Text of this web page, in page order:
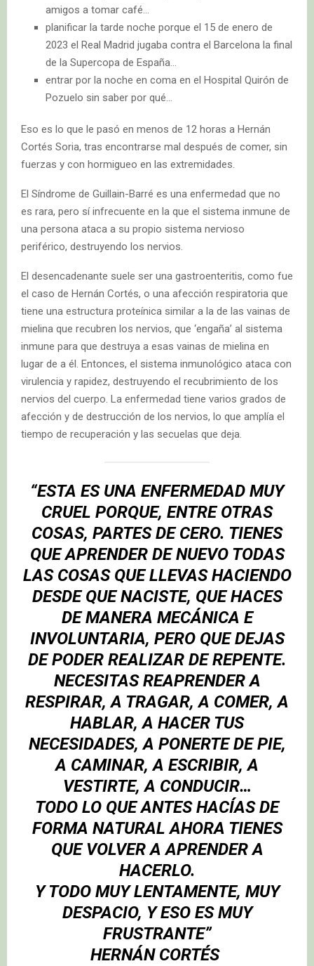
amigos a tomar café…
planificar la tarde noche porque el 15 de enero de
2023 el Real Madrid jugaba contra el Barcelona la final
de la Supercopa de España…
entrar por la noche en coma en el Hospital Quirón de
Pozuelo sin saber por qué…
Eso es lo que le pasó en menos de 12 horas a Hernán
Cortés Soria, tras encontrarse mal después de comer, sin
fuerzas y con hormigueo en las extremidades.
El Síndrome de Guillain-Barré es una enfermedad que no
es rara, pero sí infrecuente en la que el sistema inmune de
una persona ataca a su propio sistema nervioso
periférico, destruyendo los nervios.
El desencadenante suele ser una gastroenteritis, como fue
el caso de Hernán Cortés, o una afección respiratoria que
tiene una estructura proteínica similar a la de las vainas de
mielina que recubren los nervios, que ‘engaña’ al sistema
inmune para que destruya a esas vainas de mielina en
lugar de a él. Entonces, el sistema inmunológico ataca con
virulencia y rapidez, destruyendo el recubrimiento de los
nervios del cuerpo. La enfermedad tiene varios grados de
afección y de destrucción de los nervios, lo que amplía el
tiempo de recuperación y las secuelas que deja.
“ESTA ES UNA ENFERMEDAD MUY
CRUEL PORQUE, ENTRE OTRAS
COSAS, PARTES DE CERO. TIENES
QUE APRENDER DE NUEVO TODAS
LAS COSAS QUE LLEVAS HACIENDO
DESDE QUE NACISTE, QUE HACES
DE MANERA MECÁNICA E
INVOLUNTARIA, PERO QUE DEJAS
DE PODER REALIZAR DE REPENTE.
NECESITAS REAPRENDER A
RESPIRAR, A TRAGAR, A COMER, A
HABLAR, A HACER TUS
NECESIDADES, A PONERTE DE PIE,
A CAMINAR, A ESCRIBIR, A
VESTIRTE, A CONDUCIR…
TODO LO QUE ANTES HACÍAS DE
FORMA NATURAL AHORA TIENES
QUE VOLVER A APRENDER A
HACERLO.
Y TODO MUY LENTAMENTE, MUY
DESPACIO, Y ESO ES MUY
FRUSTRANTE”
HERNÁN CORTÉS